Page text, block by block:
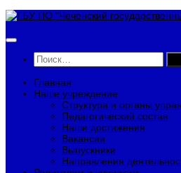
Перейти
содержимому
Найти:
Главная
Наше учреждение
Структура и органы
Педагогический состав
Наши достижения
Вакансии
Выпускники
Направления